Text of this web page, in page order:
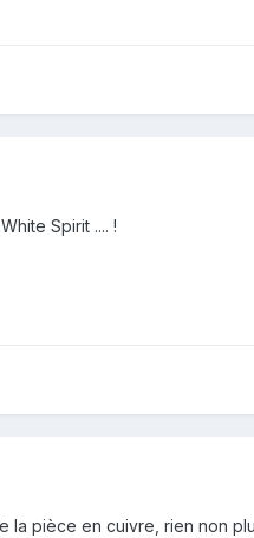
Spirit .... !
pièce en cuivre, rien non